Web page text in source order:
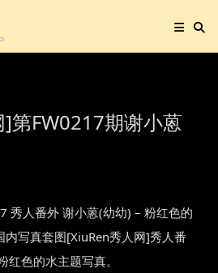
第FW0217期谢小蒽
秀人番外 谢小蒽(幼幼) – 粉红色的
写真套图[XiuRen秀人网]秀人番
色的水主题写真。